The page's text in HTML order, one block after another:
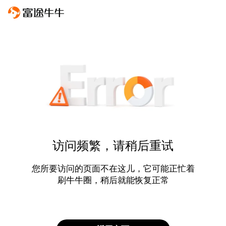
访问频繁，请稍后重试
您所要访问的页面不在这儿，它可能正忙着
刷牛牛圈，稍后就能恢复正常